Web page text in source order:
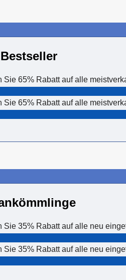
Sie 65% Rabatt auf alle
Sie 65% Rabatt auf alle
Sie 35% Rabatt auf alle neu
Sie 35% Rabatt auf alle neu